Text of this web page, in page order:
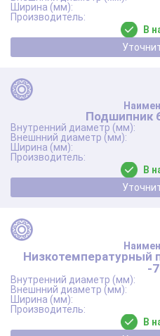
В
Подшипник
В
Низкотемпературный
-
В